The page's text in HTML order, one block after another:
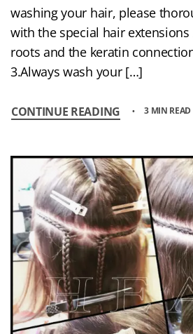
washing your hair, please
with the special hair
roots and the keratin
3.Always wash your […]
CONTINUE READING 3 MIN READ